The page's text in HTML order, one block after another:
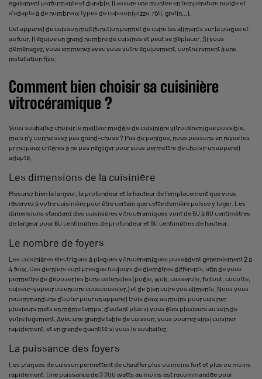
également performante et durable. Il assure une montée en température rapide et
s'adapte à de nombreux types de cuisson (pizza, rôti, gratin...).
Cet appareil de cuisson multifonction permet de cuire les aliments sur la plaque et
au four. Il équipe un grand nombre de cuisines et peut se déplacer. Si vous
déménagez, vous emmenez avec vous votre équipement, contrairement à une
installation fixe.
Comment bien choisir sa cuisinière
vitrocéramique ?
Vous souhaitez choisir le meilleur modèle decuisinièrevitrocéramique possible,
mais n’y connaissez pas grand-chose ? Pas de panique, nous passons en revue les
principaux critères à ne pas négliger pour vous permettre de choisir un appareil
adapté.
Les dimensions de la cuisinière
Mesurez bien la largeur, la profondeur et la hauteur de l’emplacement que vous
réservez à votre cuisinière pour être certain que cette dernière puisse y loger. Les
dimensions standard des cuisinières vitrocéramiques vont de 50 à 60 centimètres
de largeur pour 60 centimètres de profondeur et 90 centimètres de hauteur.
Le nombre de foyers
Les cuisinières électriques à plaques vitrocéramiques possèdent généralement 2 à
4 feux. Ces derniers sont presque toujours de diamètres différents, afin de vous
permettre de déposer les bons ustensiles (poêle, wok, casserole, faitout, cocotte,
cuiseur-vapeur ou encore couscoussier.) et de bien cuire vos aliments. Nous vous
recommandons d’opter pour un appareil trois deux au moins pour cuisiner
plusieurs mets en même temps, d’autant plus si vous êtes plusieurs au sein de
votre logement. Avec une grande table de cuisson, vous pourrez ainsi cuisiner
rapidement, et en grande quantité si vous le souhaitez.
La puissance des foyers
Les plaques de cuisson permettent de chauffer plus ou moins fort et plus ou moins
rapidement. Une puissance de 2 200 watts au moins est recommandée pour